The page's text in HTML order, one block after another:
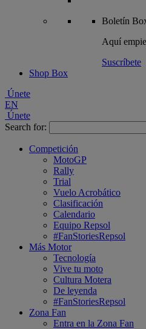
Boletín
Aquí
Suscríbete
Shop Box
Únete
EN
Únete
Search for:
Competición
MotoGP
Rally
Trial
Vuelo Acrobático
Clasificación
Calendario
Equipo Repsol
#FanStoriesRepsol
Más Motor
Tecnología
Vive tu moto
Cultura Motera
De leyenda
#FanStoriesRepsol
Zona Fan
Entra en la Zona Fan